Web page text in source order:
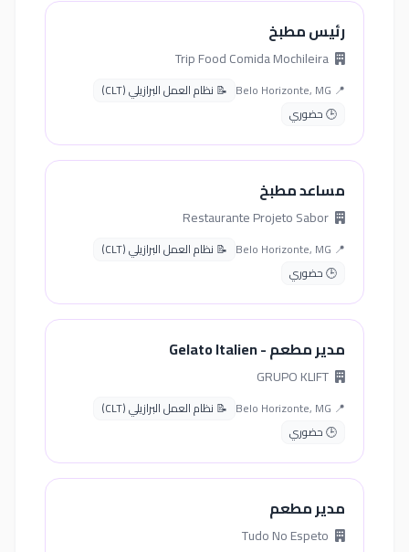
رئيس مطبخ
📍 Belo Horizonte, MG
📝 نظام العمل البرازيلي (CLT)
🕒 حضوري
مساعد مطبخ
📍 Belo Horizonte, MG
📝 نظام العمل البرازيلي (CLT)
🕒 حضوري
مدير مطعم - Gelato Italien
📍 Belo Horizonte, MG
📝 نظام العمل البرازيلي (CLT)
🕒 حضوري
مدير مطعم